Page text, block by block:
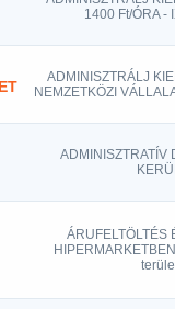
1400 Ft/ÓRA -
ADMINISZTRÁLJ
NEMZETKÖZI
ADMINISZTRATÍV
ÁRUFELTÖLTÉS